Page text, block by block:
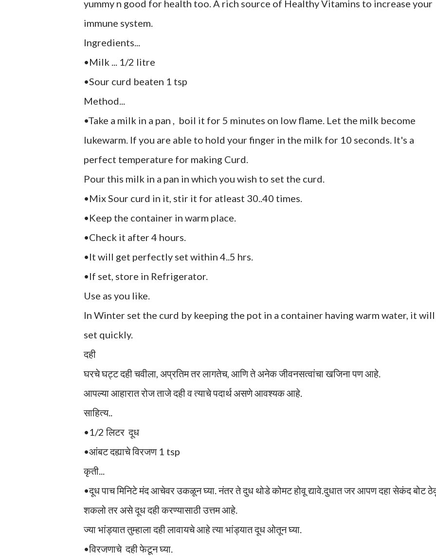
yummy n good for health too. A rich source of Healthy Vitamins to increase your
immune system.
Ingredients...
•Milk ... 1/2 litre
•Sour curd beaten 1 tsp
Method...
•Take a milk in a pan , boil it for 5 minutes on low flame. Let the milk become
lukewarm. If you are able to hold your finger in the milk for 10 seconds. It's a
perfect temperature for making Curd.
Pour this milk in a pan in which you wish to set the curd.
•Mix Sour curd in it, stir it for atleast 30..40 times.
•Keep the container in warm place.
•Check it after 4 hours.
•It will get perfectly set within 4..5 hrs.
•If set, store in Refrigerator.
Use as you like.
In Winter set the curd by keeping the pot in a container having warm water, it will
set quickly.
दही
घरचे घट्ट दही चवीला, अप्रतिम तर लागतेच, आणि ते अनेक जीवनसत्वांचा खजिना पण आहे.
आपल्या आहारात रोज ताजे दही व त्याचे पदार्थ असणे आवश्यक आहे.
साहित्य..
•1/2 लिटर दूध
•आंबट दह्याचे विरजण 1 tsp
कृती...
•दूध पाच मिनिटे मंद आचेवर उकळून घ्या. नंतर ते दुध थोडे कोमट होवू द्यावे.दुधात जर आपण दहा सेकंद बोट
शकलो तर असे दूध दही करण्यासाठी उत्तम आहे.
ज्या भांड्यात तुम्हाला दही लावायचे आहे त्या भांड्यात दूध ओतून घ्या.
•विरजणाचे दही फेटून घ्या.